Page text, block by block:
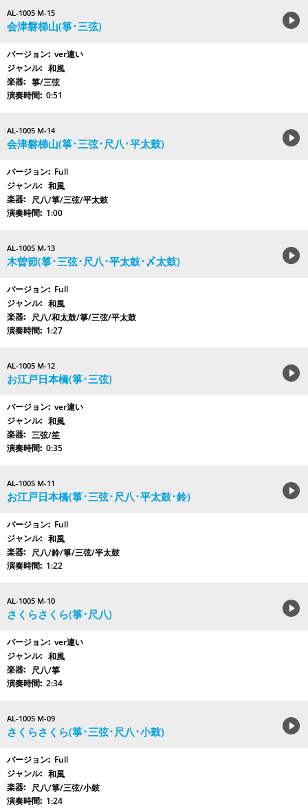
AL-1005 M-15
会津磐梯山(箏･三弦)
ver違い
和風
箏/三弦
0:51
AL-1005 M-14
会津磐梯山(箏･三弦･尺八･平太鼓)
Full
和風
尺八/箏/三弦/平太鼓
1:00
AL-1005 M-13
木曽節(箏･三弦･尺八･平太鼓･〆太鼓)
Full
和風
尺八/和太鼓/箏/三弦/平太鼓
1:27
AL-1005 M-12
お江戸日本橋(箏･三弦)
ver違い
和風
三弦/笙
0:35
AL-1005 M-11
お江戸日本橋(箏･三弦･尺八･平太鼓･鈴)
Full
和風
尺八/鈴/箏/三弦/平太鼓
1:22
AL-1005 M-10
さくらさくら(箏･尺八)
ver違い
和風
尺八/箏
2:34
AL-1005 M-09
さくらさくら(箏･三弦･尺八･小鼓)
Full
和風
尺八/箏/三弦/小鼓
1:24